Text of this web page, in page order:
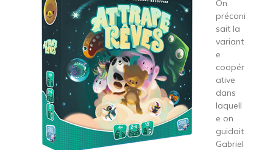
On
préconi
sait la
variant
e
coopér
ative
dans
laquell
e on
guidait
Gabriel